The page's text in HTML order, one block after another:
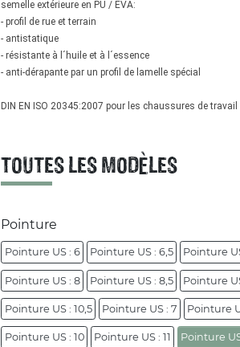
semelle extérieure en PU / EVA:
- profil de rue et terrain
- antistatique
- résistante à l´huile et à l´essence
- anti-dérapante par un profil de lamelle spécial
DIN EN ISO 20345:2007 pour les chaussures de
TOUTES LES MODÈLES
Pointure
Pointure US : 6 Pointure US : 6,5 Pointure
Pointure US : 8 Pointure US : 8,5 Pointure
Pointure US : 10,5 Pointure US : 7 Pointure
Pointure US : 10 Pointure US : 11 Pointure US